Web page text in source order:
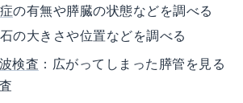
の有無や膵臓の状態などを調べる
の大きさや位置などを調べる
検査 ：広がってしまった膵管を見る